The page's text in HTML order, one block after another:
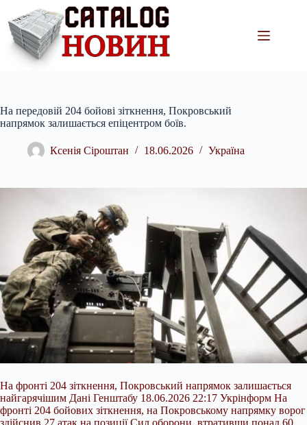
вмісту
На передовій 204 бойові зіткнення, Покровський
напрямок залишається епіцентром боїв.
Ксенія Сіроштан 18.06.2026 Україна
На фронті 204 зіткнення, Покровський напрямок залишається
найгарячішим Дані Генштабу 18.06.2026 22:17 Укрінформ На
фронті 204 бойових зіткнення, на Покровському напрямку ворог
здійснив 27 атак на позиції Сил оборони, втративши понад 60